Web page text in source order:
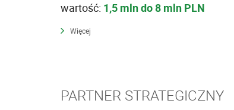
wartość: 1,5 mln do 8 mln PLN
Więcej
PARTNER STRATEGICZNY